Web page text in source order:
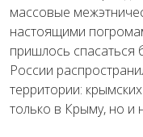
массовые
настоящими
пришлось спасаться
России
территории:
только в Крыму, но и